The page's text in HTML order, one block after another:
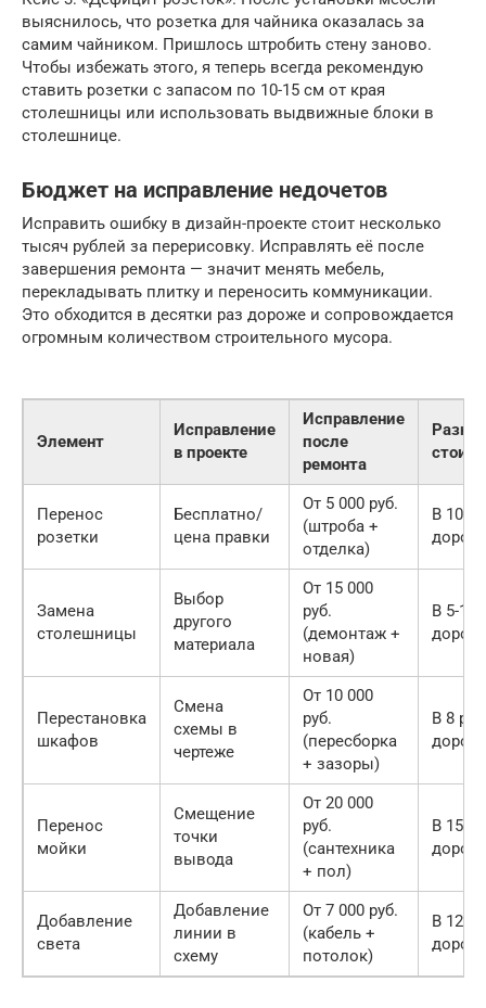
выяснилось, что розетка для чайника оказалась за
самим чайником. Пришлось штробить стену заново.
Чтобы избежать этого, я теперь всегда рекомендую
ставить розетки с запасом по 10-15 см от края
столешницы или использовать выдвижные блоки в
столешнице.
Бюджет на исправление недочетов
Исправить ошибку в дизайн-проекте стоит несколько
тысяч рублей за перерисовку. Исправлять её после
завершения ремонта — значит менять мебель,
перекладывать плитку и переносить коммуникации.
Это обходится в десятки раз дороже и сопровождается
огромным количеством строительного мусора.
Элемент
Исправление
в проекте
Исправление
после
ремонта
Перенос
розетки
Бесплатно/
цена правки
От 5 000 руб.
(штроба +
отделка)
В 10-
Замена
столешницы
Выбор
другого
материала
От 15 000
руб.
(демонтаж +
новая)
В 5-10
Перестановка
шкафов
Смена
схемы в
чертеже
От 10 000
руб.
(пересборка
+ зазоры)
В 8 раз
Перенос
мойки
Смещение
точки
вывода
От 20 000
руб.
(сантехника
+ пол)
В 15
Добавление
света
Добавление
линии в
схему
От 7 000 руб.
(кабель +
потолок)
В 12